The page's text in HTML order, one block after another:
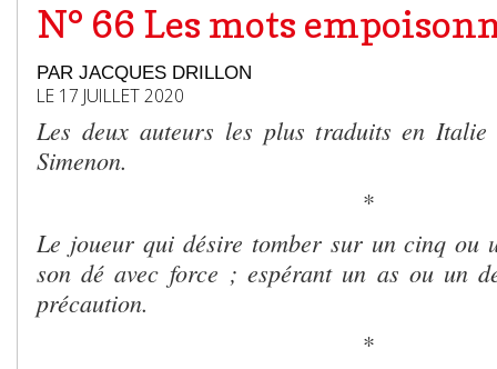
N° 66 Les mots
PAR JACQUES DRILLON
LE 17 JUILLET 2020
Les deux auteurs les plus traduits en Italie
Simenon.
*
Le joueur qui désire tomber sur un cinq ou
son dé avec force ; espérant un as ou un
précaution.
*